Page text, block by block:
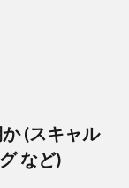
(スキャル
など)